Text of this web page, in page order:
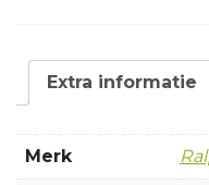
Extra informatie
Merk